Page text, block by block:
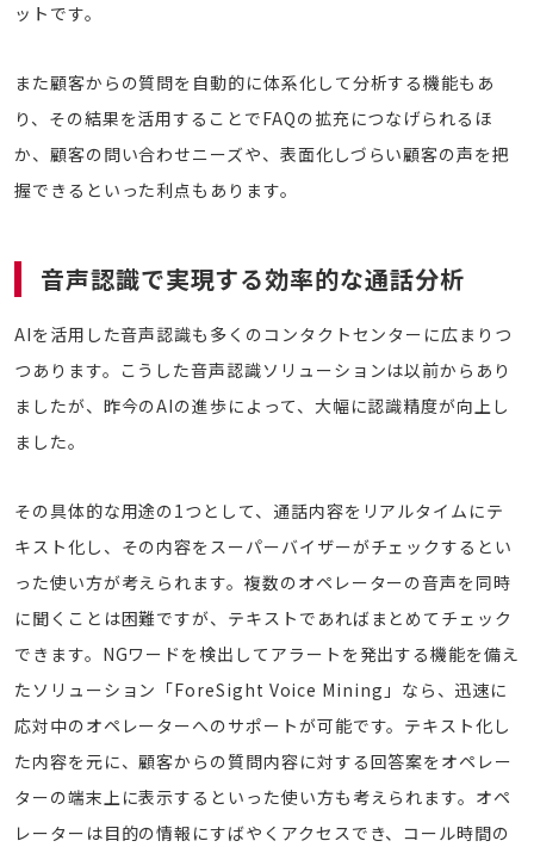
ットです。
また顧客からの質問を自動的に体系化して分析する機能もあ
り、その結果を活用することでFAQの拡充につなげられるほ
か、顧客の問い合わせニーズや、表面化しづらい顧客の声を把
握できるといった利点もあります。
音声認識で実現する効率的な通話分析
AIを活用した音声認識も多くのコンタクトセンターに広まりつ
つあります。こうした音声認識ソリューションは以前からあり
ましたが、昨今のAIの進歩によって、大幅に認識精度が向上し
ました。
その具体的な用途の1つとして、通話内容をリアルタイムにテ
キスト化し、その内容をスーパーバイザーがチェックするとい
った使い方が考えられます。複数のオペレーターの音声を同時
に聞くことは困難ですが、テキストであればまとめてチェック
できます。NGワードを検出してアラートを発出する機能を備え
たソリューション「ForeSight Voice Mining」なら、迅速に
応対中のオペレーターへのサポートが可能です。テキスト化し
た内容を元に、顧客からの質問内容に対する回答案をオペレー
ターの端末上に表示するといった使い方も考えられます。オペ
レーターは目的の情報にすばやくアクセスでき、コール時間の